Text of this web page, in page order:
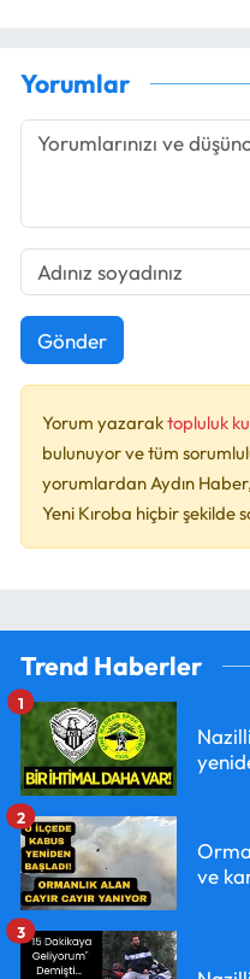
Yorumlar
Gönder
Yorum yazaraktopluluk
bulunuyor ve tüm
yorumlardan Aydın
Yeni Kıroba hiçbir şekilde
Trend Haberler
1
ve
2
3